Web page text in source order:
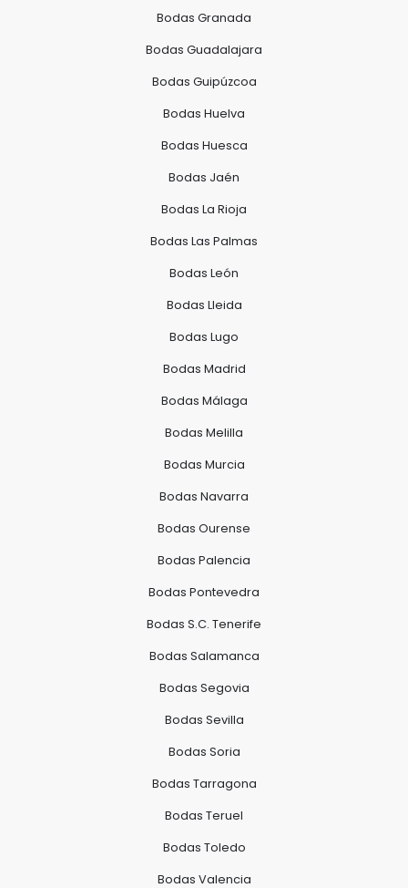
Bodas Granada
Bodas Guadalajara
Bodas Guipúzcoa
Bodas Huelva
Bodas Huesca
Bodas Jaén
Bodas La Rioja
Bodas Las Palmas
Bodas León
Bodas Lleida
Bodas Lugo
Bodas Madrid
Bodas Málaga
Bodas Melilla
Bodas Murcia
Bodas Navarra
Bodas Ourense
Bodas Palencia
Bodas Pontevedra
Bodas S.C. Tenerife
Bodas Salamanca
Bodas Segovia
Bodas Sevilla
Bodas Soria
Bodas Tarragona
Bodas Teruel
Bodas Toledo
Bodas Valencia